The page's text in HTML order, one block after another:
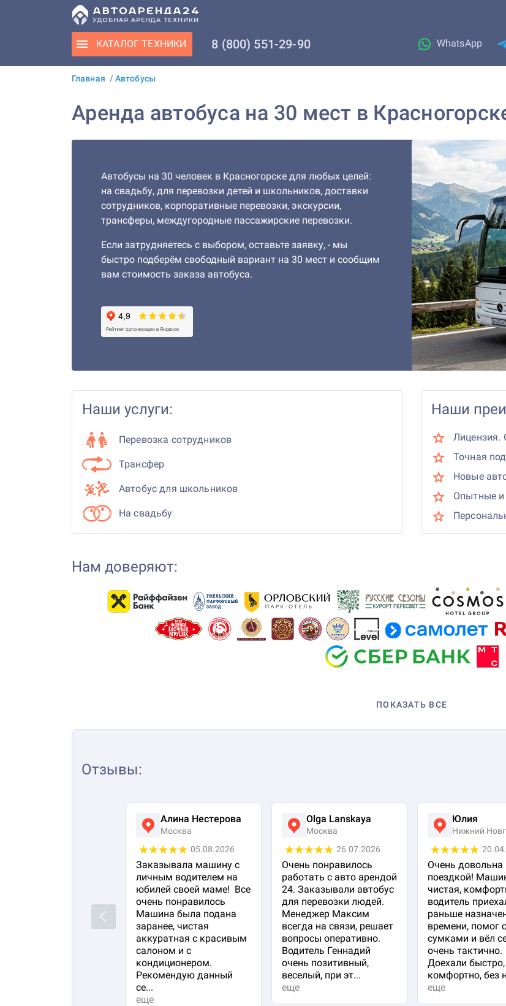
КАТАЛОГ ТЕХНИКИ 8 (800) 551-29-90 WhatsApp
Главная / Автобусы
Аренда автобуса на 30 мест в
Автобусы на 30 человек в Красногорске для любых целей:
на свадьбу, для перевозки детей и школьников, доставки
сотрудников, корпоративные перевозки, экскурсии,
трансферы, междугородные пассажирские перевозки.
Если затрудняетесь с выбором, оставьте заявку, - мы
быстро подберём свободный вариант на 30 мест и сообщим
вам стоимость заказа автобуса.
Наши услуги:
Перевозка сотрудников
Трансфер
Автобус для школьников
На свадьбу
Наши
Лицензия.
Точная
Новые
Опытные и
Нам доверяют:
ПОКАЗАТЬ ВСЕ
Отзывы:
Previous
Алина Нестерова
Москва
05.08.2026
Заказывала машину с
личным водителем на
юбилей своей маме! Все
очень понравилось
Машина была подана
заранее, чистая
аккуратная с красивым
салоном и с
кондиционером.
Рекомендую данный
се...
еще
Olga Lanskaya
Москва
26.07.2026
Очень понравилось
работать с авто арендой
24. Заказывали автобус
для перевозки людей.
Менеджер Максим
всегда на связи, решает
вопросы оперативно.
Водитель Геннадий
очень позитивный,
веселый, при эт...
еще
Юлия
Нижний
Очень довольна
поездкой!
чистая,
водитель
раньше
времени, помог с
сумками и вёл
очень тактично.
Доехали быстро,
комфортно, без
еще